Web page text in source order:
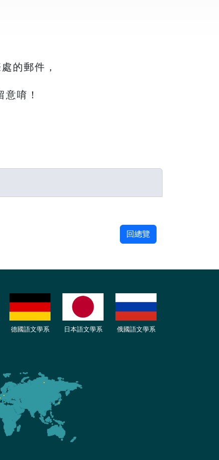
的郵件，
唷！
回總覽
德國語文學系 日本語文學系 俄國語文學系